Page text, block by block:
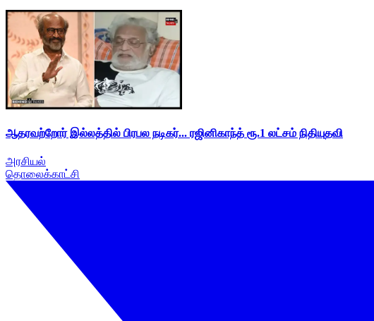
ஆதரவற்றோர் இல்லத்தில் பிரபல நடிகர்... ரஜினிகாந்த் ரூ.1 லட்சம் நிதியுதவி
அரசியல்
தொலைக்காட்சி